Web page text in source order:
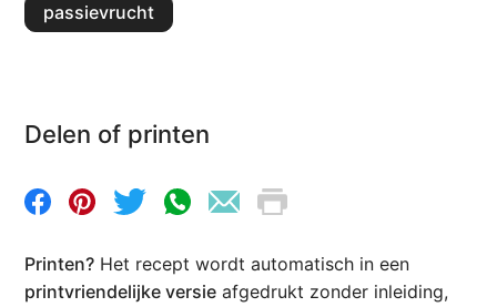
passievrucht
Delen of printen
Printen? Het recept wordt automatisch in een
printvriendelijke versie afgedrukt zonder inleiding,